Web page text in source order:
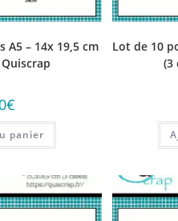
A5 – 14x 19,5 cm
Quiscrap
€
panier
Lot de 10
(3